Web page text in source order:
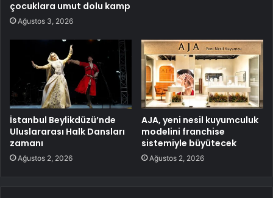
çocuklara umut dolu kamp
Ağustos 3, 2026
İstanbul Beylikdüzü’nde
Uluslararası Halk Dansları
zamanı
Ağustos 2, 2026
AJA, yeni nesil kuyumculuk
modelini franchise
sistemiyle büyütecek
Ağustos 2, 2026